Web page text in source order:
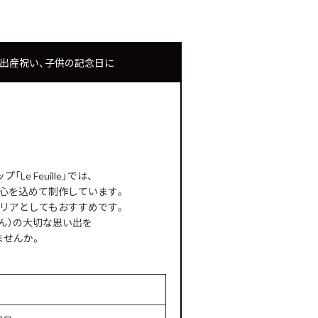
出産祝い、子供の記念日に
「Le Feuille」では、
込めて制作しています。
アとしてもおすすめです。
）の大切な思い出を
んか。